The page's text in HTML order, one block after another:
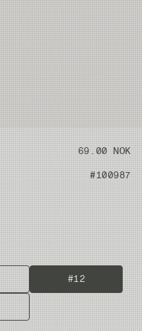
69.00 NOK
#100987
#12